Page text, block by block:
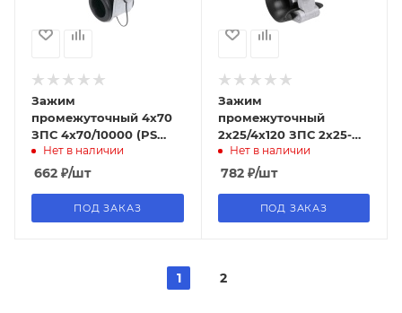
Зажим
промежуточный 4х70
ЗПС 4х70/10000 (PS
470) ИЭК (5/60шт)
Нет в наличии
662 ₽/шт
ПОД ЗАКАЗ
Зажим
промежуточный
2х25/4х120 ЗПС 2х25-
4х120/1200/30
(SO140.02) ИЭК (40шт)
Нет в наличии
782₽/шт
ПОД ЗАКАЗ
1 2